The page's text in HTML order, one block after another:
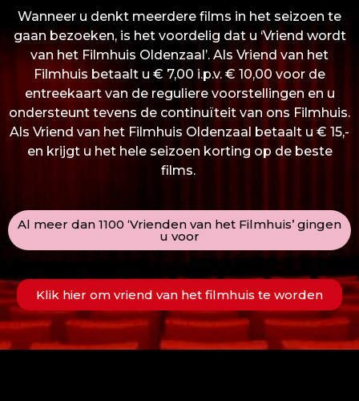
Wanneer u denkt meerdere films in het seizoen te
gaan bezoeken, is het voordelig dat u ‘Vriend wordt
van het Filmhuis Oldenzaal’. Als Vriend van het
Filmhuis betaalt u € 7,00 i.p.v. € 10,00 voor de
entreekaart van de reguliere voorstellingen en u
ondersteunt tevens de continuïteit van ons Filmhuis.
Als Vriend van het Filmhuis Oldenzaal betaalt u € 15,-
en krijgt u het hele seizoen korting op de beste
films.
Al meer dan 1100 ‘Vrienden van het Filmhuis’ gingen
u voor
Klik hier om vriend van het filmhuis te worden